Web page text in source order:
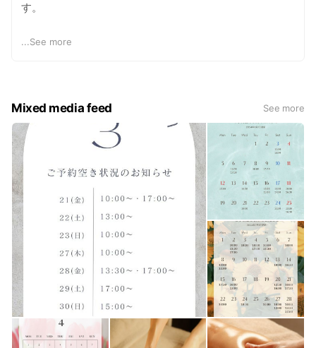
す。
個人サロンだからこそ味わえる、自分だけのゆったりした
日頃の疲れを癒しにぜひお越しください。
＿＿＿＿
お着替えのご用意もお店でしていますので、お持ちいただ
くものはありません。
〈ご来店からお帰りまで〉
ご来店→カウンセリング→お着替え→フットバス→トリー
トメント→拭き取り→お着替え→アフターティー→お会計
→お帰り
...See more
Mixed media feed See more